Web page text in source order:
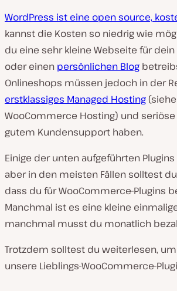
WordPress ist eine open source,
kannst die Kosten so niedrig wie
du eine sehr kleine Webseite für
oder einen persönlichen Blog
Onlineshops müssen jedoch in der
erstklassiges Managed Hosting
WooCommerce Hosting) und
gutem Kundensupport haben.
Einige der unten aufgeführten
aber in den meisten Fällen solltest
dass du für WooCommerce-Plugins
Manchmal ist es eine kleine
manchmal musst du monatlich
Trotzdem solltest du weiterlesen,
unsere Lieblings-WooCommerce-